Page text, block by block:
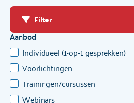
Filter
Aanbod
Individueel (1-op-1 gesprekken)
Voorlichtingen
Trainingen/cursussen
Webinars